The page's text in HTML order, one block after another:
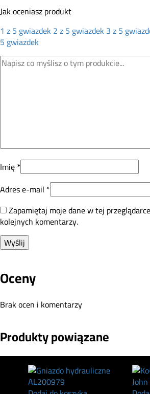
Jak oceniasz produkt
1 z 5 gwiazdek2 z 5 gwiazdek3 z 5
5 gwiazdek
Imię*
Adres e-mail *
Zapamiętaj moje dane w tej
kolejnych komentarzy.
Oceny
Brak ocen i komentarzy
Produkty powiązane